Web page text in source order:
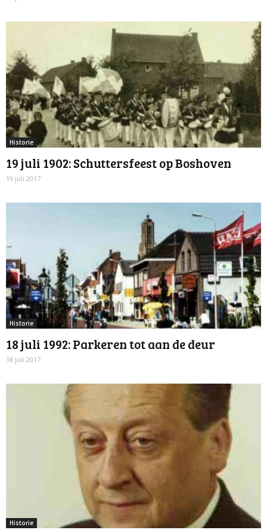
Historie
19 juli 1902: Schuttersfeest op Boshoven
19 juli 2017
Historie
18 juli 1992: Parkeren tot aan de deur
18 juli 2017
Historie